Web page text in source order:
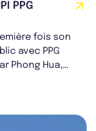
PPG
fois son
avec PPG
Phong Hua,
d...